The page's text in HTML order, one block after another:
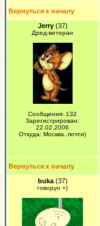
Вернуться к началу
Jerry(37)
Дред-ветеран
Сообщения: 132
Зарегистрирован:
22.02.2006
Откуда: Москва..почти)
Вернуться к началу
buka(37)
говорун =)